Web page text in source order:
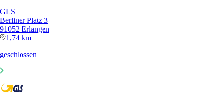
GLS
Berliner Platz 3
91052 Erlangen
1,74 km
geschlossen